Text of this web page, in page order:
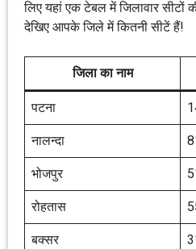
लिए यहां एक टेबल में जिलावार सीटों
देखिए आपके जिले में कितनी सीटें हैं!
जिला का नाम
पटना
नालन्दा
भोजपुर
रोहतास
बक्सर